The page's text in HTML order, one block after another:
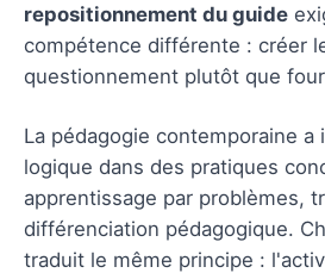
repositionnement du guide
compétence différente : créer
questionnement plutôt que
La pédagogie contemporaine a
logique dans des pratiques
apprentissage par problèmes,
différenciation pédagogique.
traduit le même principe :